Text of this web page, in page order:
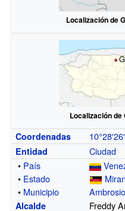
Localización de
Localización de
Coordenadas
Entidad
Ciudad
• País
• Estado
• Municipio
Alcalde Freddy